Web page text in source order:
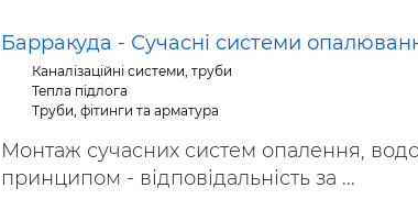
Барракуда - Сучасні системи
Каналізаційні системи, труби
Тепла підлога
Труби, фітинги та арматура
Монтаж сучасних систем опалення,
принципом - відповідальність за ...